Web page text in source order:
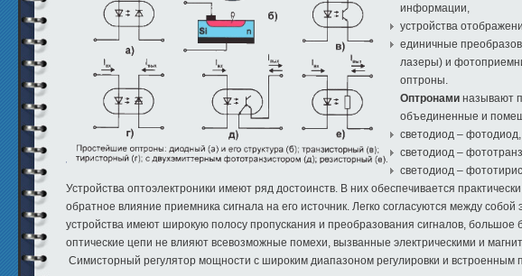
информации,
устройства
единичные
лазеры) и
оптроны.
Оптронами называют
объединенные и
светодиод – фотодиод,
светодиод –
светодиод –
Устройства оптоэлектроники имеют ряд достоинств. В них обеспечивается
обратное влияние приемника сигнала на его источник. Легко согласуются между
устройства имеют широкую полосу пропускания и преобразования сигналов,
оптические цепи не влияют всевозможные помехи, вызванные электрическими и
Симисторный регулятор мощности с широким диапазоном регулировки и встроенным